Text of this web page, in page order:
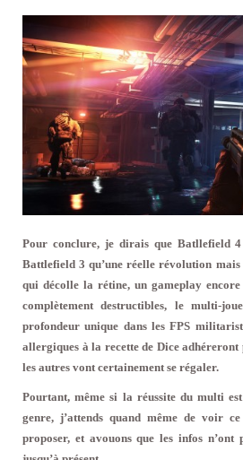
Pour conclure, je dirais que Batllefield
Battlefield 3 qu’une réelle révolution
qui décolle la rétine, un gameplay
complètement destructibles, le multi-
profondeur unique dans les FPS
allergiques à la recette de Dice adhéreront
les autres vont certainement se régaler.
Pourtant, même si la réussite du multi
genre, j’attends quand même de voir
proposer, et avouons que les infos n’ont